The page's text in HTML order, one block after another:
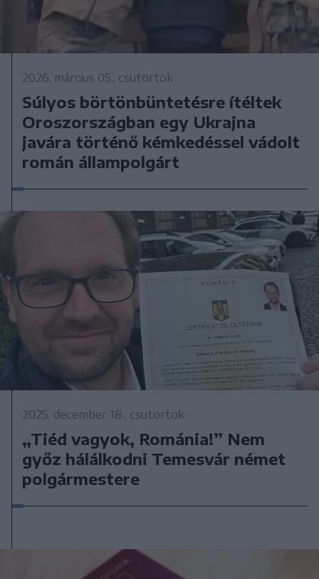
2026. március 05., csütörtök
Súlyos börtönbüntetésre ítéltek
Oroszországban egy Ukrajna
javára történő kémkedéssel vádolt
román állampolgárt
2025. december 18., csütörtök
„Tiéd vagyok, Románia!” Nem
győz hálálkodni Temesvár német
polgármestere